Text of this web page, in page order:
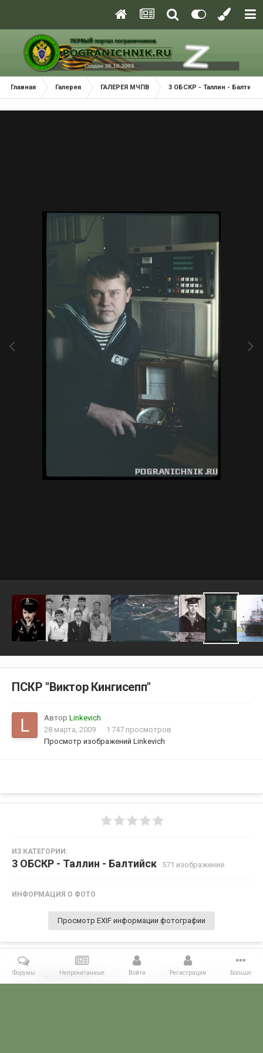
Главная Галерея ГАЛЕРЕЯ МЧПВ 3 ОБСКР - Таллин - Балтийск
ПСКР "Виктор Кингисепп"
Автор Linkevich
28 марта, 2009
1 747 просмотров
Просмотр изображений Linkevich
ИЗ КАТЕГОРИИ:
3 ОБСКР - Таллин - Балтийск · 571 изображение
ИНФОРМАЦИЯ О ФОТО
Просмотр EXIF информации фотографии
Поделиться Подписчики 0
Форумы Непрочитанные Войти Регистрация Больше